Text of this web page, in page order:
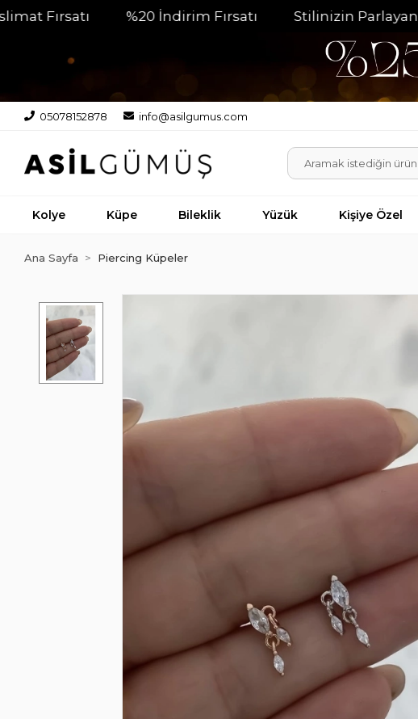
%20 İndirim Fırsatı Stilinizin Parlayan
05078152878 info@asilgumus.com
Kolye Küpe Bileklik Yüzük Kişiye Özel
Ana Sayfa Piercing Küpeler